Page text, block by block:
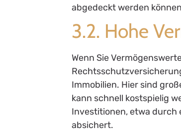
abgedeckt werden
3.2. Hohe
Wenn Sie
Immobilien. Hier sind
kann schnell kostspielig
Investitionen, etwa durch
absichert.